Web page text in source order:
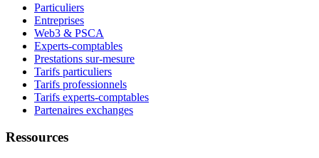
Particuliers
Entreprises
Web3 & PSCA
Experts-comptables
Prestations sur-mesure
Tarifs particuliers
Tarifs professionnels
Tarifs experts-comptables
Partenaires exchanges
Ressources